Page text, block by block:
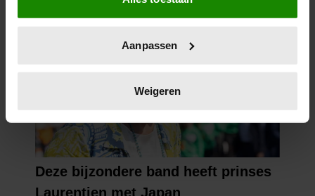
locatie, die tot een paar meter nauwkeurig kan zijn
scannen op specifieke eigenschappen (fingerprinting)
verwerkt en stel uw voorkeuren in het
intrekken in de Cookieverklaring.
We gebruiken cookies om content en advertenties te
personaliseren, om functies voor social media te bieden
en om ons websiteverkeer te analyseren. Ook delen we
Aanpassen
Weigeren